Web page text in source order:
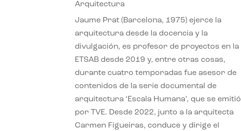
Arquitectura
Jaume Prat (Barcelona, 1975) ejerce la
arquitectura desde la docencia y la
divulgación, es profesor de proyectos en la
ETSAB desde 2019 y, entre otras cosas,
durante cuatro temporadas fue asesor de
contenidos de la serie documental de
arquitectura ‘Escala Humana’, que se emitió
por TVE. Desde 2022, junto a la arquitecta
Carmen Figueiras, conduce y dirige el